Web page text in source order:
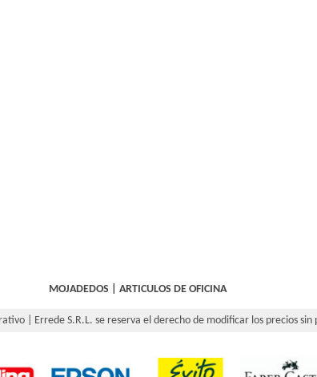
MOJADEDOS ARTICULOS DE OFICINA
| Errede S.R.L. se reserva el derecho de modificar los precios sin